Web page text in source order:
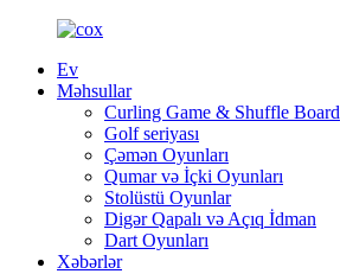
Ev
Məhsullar
Curling Game & Shuffle Board
Golf seriyası
Çəmən Oyunları
Qumar və İçki Oyunları
Stolüstü Oyunlar
Digər Qapalı və Açıq İdman
Dart Oyunları
Xəbərlər